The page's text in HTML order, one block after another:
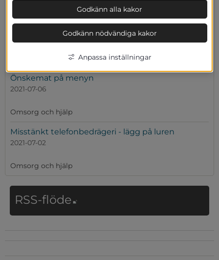
Skydda dig vid mycket varmt väder
Omsorg och hjälp
Önskemat på menyn
2021-07-06
Omsorg och hjälp
Misstänkt telefonbedrägeri - lägg på luren
2021-07-02
Omsorg och hjälp
RSS-flöde
Godkänn alla kakor
Godkänn nödvändiga kakor
Anpassa inställningar